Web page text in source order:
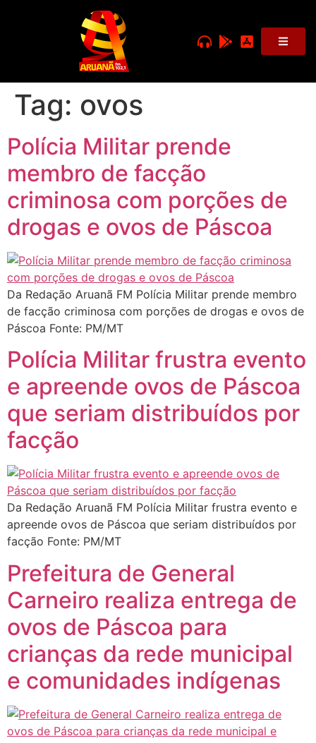
Tag: ovos
Polícia Militar prende
membro de facção
criminosa com porções de
drogas e ovos de Páscoa
Da Redação Aruanã FM Polícia Militar prende membro
de facção criminosa com porções de drogas e ovos de
Páscoa Fonte: PM/MT
Polícia Militar frustra evento
e apreende ovos de Páscoa
que seriam distribuídos por
facção
Da Redação Aruanã FM Polícia Militar frustra evento e
apreende ovos de Páscoa que seriam distribuídos por
facção Fonte: PM/MT
Prefeitura de General
Carneiro realiza entrega de
ovos de Páscoa para
crianças da rede municipal
e comunidades indígenas